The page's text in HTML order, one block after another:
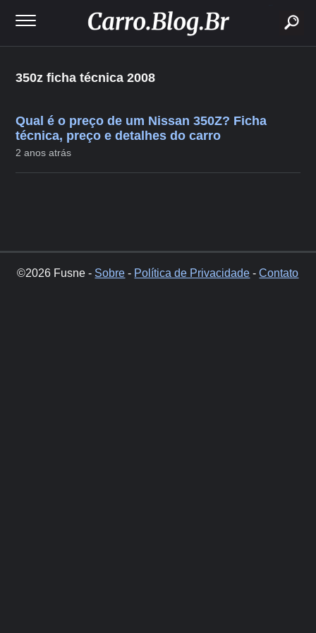
350z ficha técnica 2008
Qual é o preço de um Nissan 350Z? Ficha
técnica, preço e detalhes do carro
2 anos atrás
©2026 Fusne - Sobre - Política de Privacidade -Contato